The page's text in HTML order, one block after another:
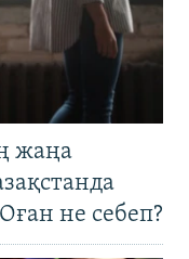
жаңа
не себеп?